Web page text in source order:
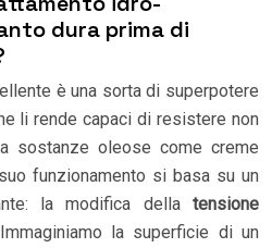
dura prima di
è una sorta di superpotere
li rende capaci di resistere non
sostanze oleose come creme
funzionamento si basa su un
la modifica della tensione
la superficie di un